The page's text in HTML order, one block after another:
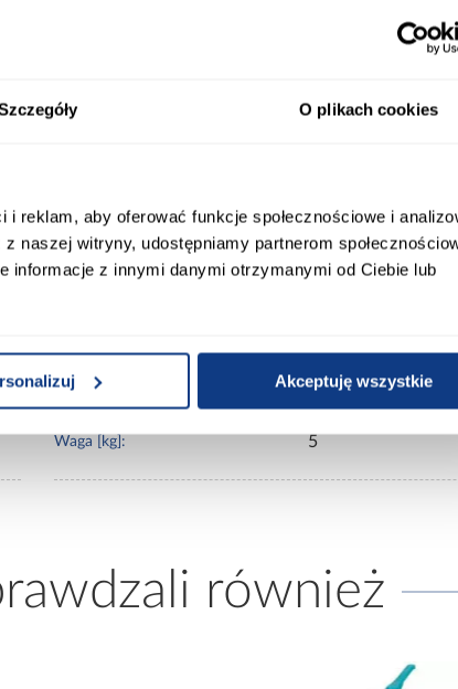
O plikach cookies
reklam, aby oferować funkcje społecznościowe i
naszej witryny, udostępniamy partnerom
informacje z innymi danymi otrzymanymi od Ciebie lub
Akceptuję wszystkie
o produkcie
Kolor frontów:
Materiał wykonania: MDF
Waga [kg]: 5
również